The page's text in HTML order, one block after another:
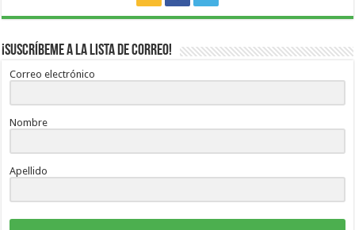
¡Suscríbeme a la lista de correo!
Correo electrónico
Nombre
Apellido